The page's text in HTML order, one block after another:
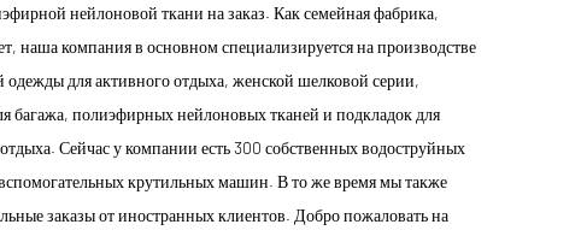
нейлоновой ткани на заказ. Как семейная фабрика,
наша компания в основном специализируется на производстве
для активного отдыха, женской шелковой серии,
багажа, полиэфирных нейлоновых тканей и подкладок для
Сейчас у компании есть 300 собственных водоструйных
крутильных машин. В то же время мы также
заказы от иностранных клиентов. Добро пожаловать на